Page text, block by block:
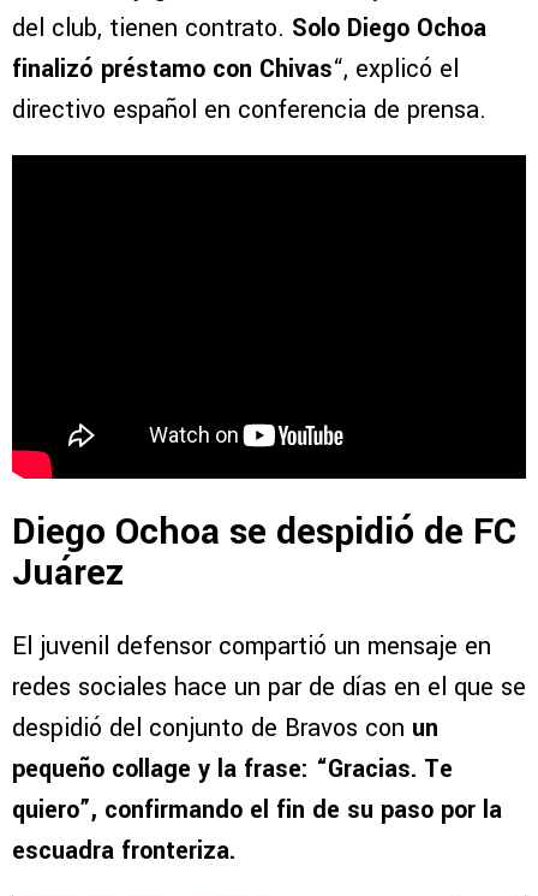
del club, tienen contrato. Solo Diego Ochoa
finalizó préstamo con Chivas“, explicó el
directivo español en conferencia de prensa.
Diego Ochoa se despidió de FC
Juárez
El juvenil defensor compartió un mensaje en
redes sociales hace un par de días en el que se
despidió del conjunto de Bravos con un
pequeño collage y la frase: “Gracias. Te
quiero”, confirmando el fin de su paso por la
escuadra fronteriza.